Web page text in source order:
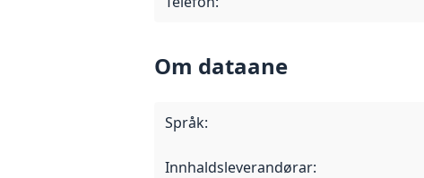
Om dataane
Språk:
Innhaldsleverandørar: